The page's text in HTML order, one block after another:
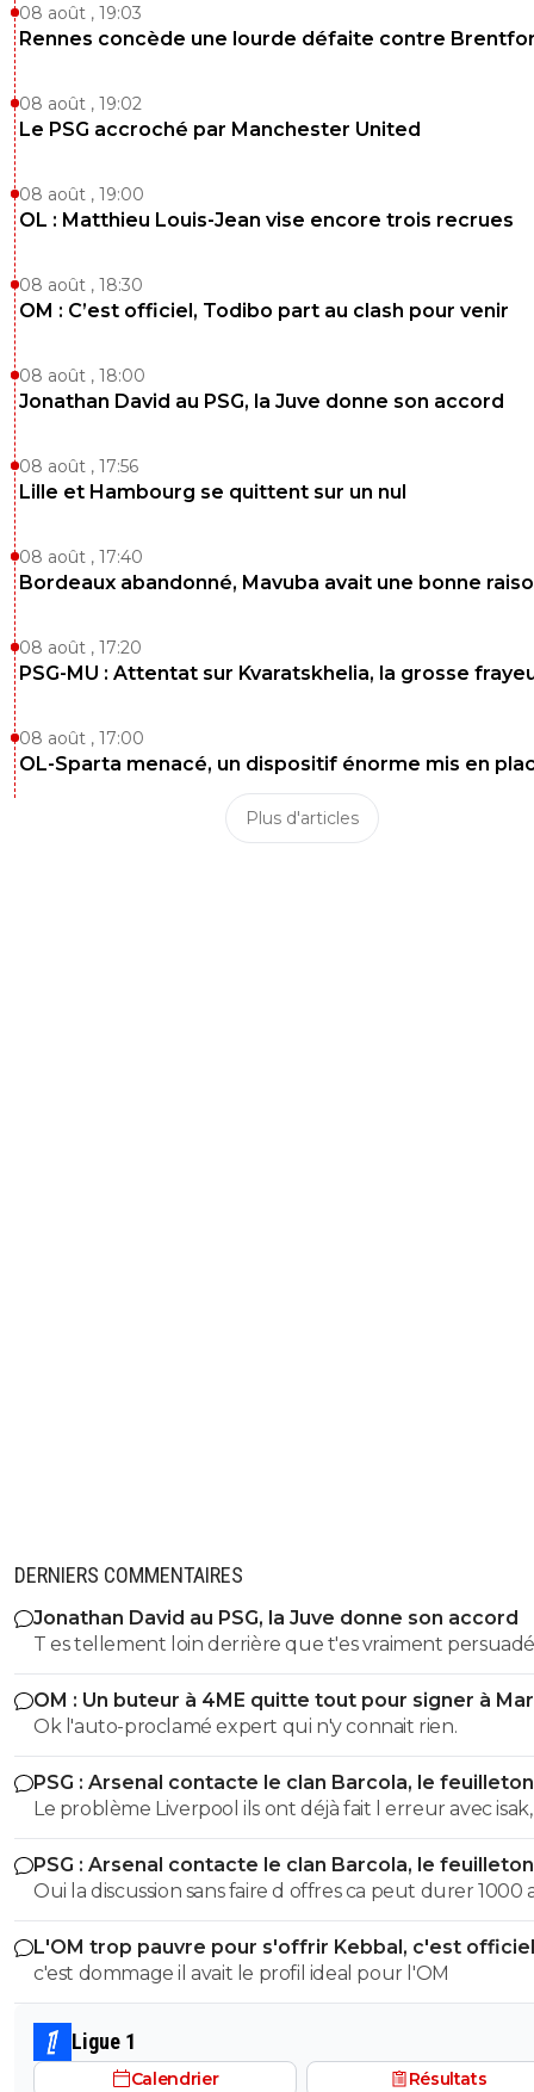
08 août , 19:03
Rennes concède une lourde défaite contre
08 août , 19:02
Le PSG accroché par Manchester United
08 août , 19:00
OL : Matthieu Louis-Jean vise encore trois recrues
08 août , 18:30
OM : C’est officiel, Todibo part au clash pour venir
08 août , 18:00
Jonathan David au PSG, la Juve donne son accord
08 août , 17:56
Lille et Hambourg se quittent sur un nul
08 août , 17:40
Bordeaux abandonné, Mavuba avait une bonne
08 août , 17:20
PSG-MU : Attentat sur Kvaratskhelia, la grosse
08 août , 17:00
OL-Sparta menacé, un dispositif énorme mis en
Plus d'articles
DERNIERS COMMENTAIRES
Jonathan David au PSG, la Juve donne son accord
T es tellement loin derrière que t'es vraiment
etre premier...^^ T'as lu l article ?
OM : Un buteur à 4ME quitte tout pour signer à
Ok l'auto-proclamé expert qui n'y connait rien.
PSG : Arsenal contacte le clan Barcola, le feuilleton
relancé
Le problème Liverpool ils ont déjà fait l erreur avec isak,
feront plus la même erreur, surtout que Slot est plus la ,
feront plus la même erreur
PSG : Arsenal contacte le clan Barcola, le feuilleton
relancé
Oui la discussion sans faire d offres ca peut durer 1000
ils veulent, la discussion ne veut rien dire
L'OM trop pauvre pour s'offrir Kebbal, c'est officiel
c'est dommage il avait le profil ideal pour l'OM
Ligue 1
Calendrier Résultats